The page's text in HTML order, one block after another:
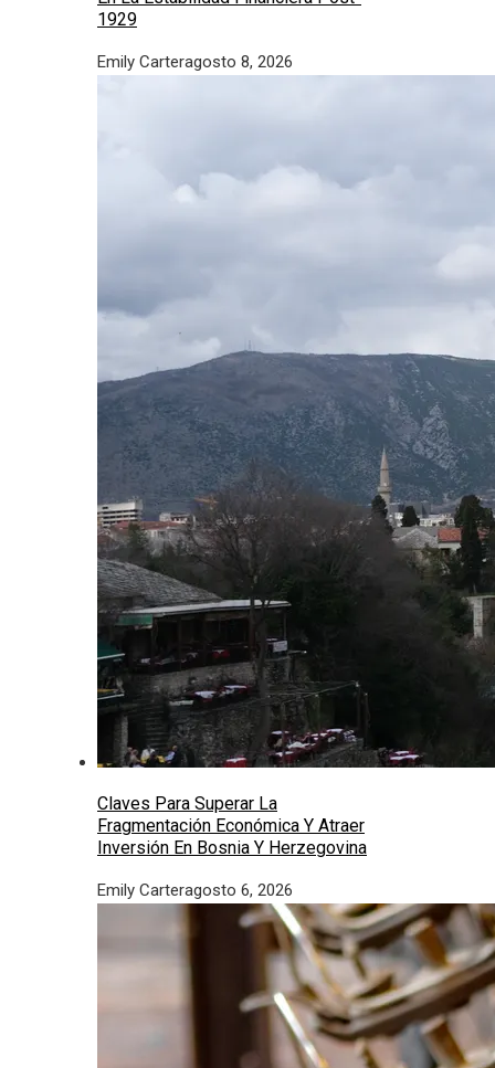
1929
Emily Carteragosto 8, 2026
Claves Para Superar La
Fragmentación Económica Y Atraer
Inversión En Bosnia Y Herzegovina
Emily Carteragosto 6, 2026